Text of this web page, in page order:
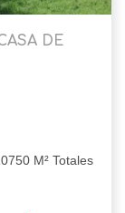
DE
M² Totales